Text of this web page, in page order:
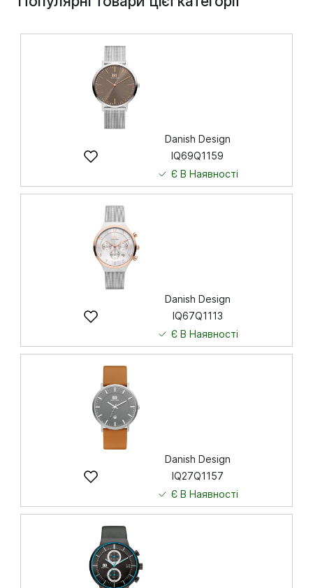
Danish Design
IQ69Q1159
Є В Наявності
Danish Design
IQ67Q1113
Є В Наявності
Danish Design
IQ27Q1157
Є В Наявності